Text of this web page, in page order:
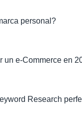
personal?
un e-Commerce en
Research